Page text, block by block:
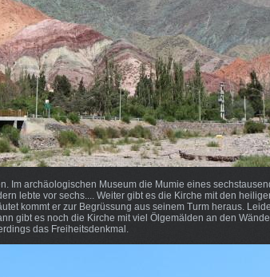
Im archäologischen Museum die Mumie eines
lebte vor sechs.... Weiter gibt es die Kirche mit den
kommt er zur Begrüssung aus seinem Turm heraus.
gibt es noch die Kirche mit viel Ölgemälden an den
das Freiheitsdenkmal.